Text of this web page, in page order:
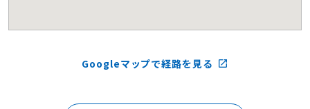
Googleマップで経路を見る launch